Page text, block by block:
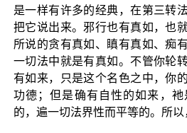
是一样有许多的经典，在第三转
把它说出来。邪行也有真如，也
所说的贪有真如、瞋有真如、痴
一切法中就是有真如。不管你轮
有如来，只是这个名色之中，你
功德；但是确有自性的如来，
的，遍一切法界性而平等的。所以